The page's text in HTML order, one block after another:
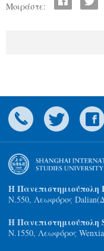
Μοιράστε:
Η Πανεπιστημιούπολη
N.550, Λεωφόρος
Η Πανεπιστημιούπολη
Ν.1550, Λεωφόρος